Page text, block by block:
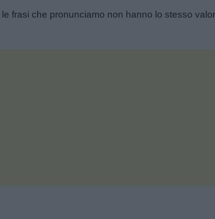
frasi che pronunciamo non hanno lo stesso